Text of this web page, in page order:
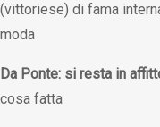
(vittoriese) di fama
moda
Da Ponte: si resta in
cosa fatta